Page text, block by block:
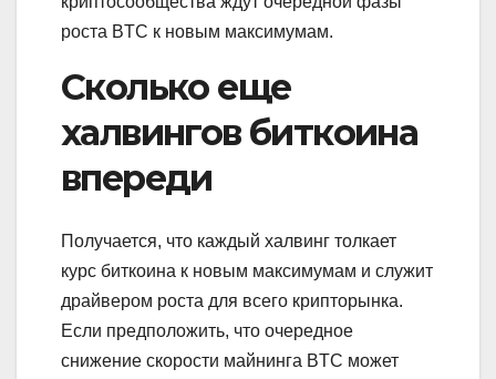
роста BTC к новым максимумам.
Сколько еще
халвингов биткоина
впереди
Получается, что каждый халвинг толкает
курс биткоина к новым максимумам и служит
драйвером роста для всего крипторынка.
Если предположить, что очередное
снижение скорости майнинга BTC может